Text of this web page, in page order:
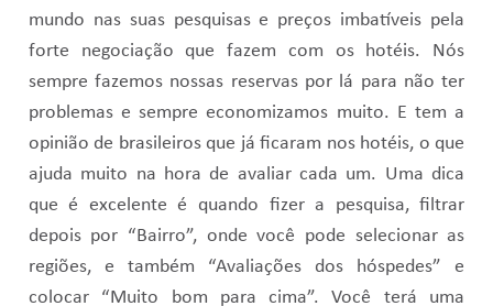
mundo nas suas pesquisas e preços imbatíveis pela
forte negociação que fazem com os hotéis. Nós
sempre fazemos nossas reservas por lá para não ter
problemas e sempre economizamos muito. E tem a
opinião de brasileiros que já ficaram nos hotéis, o que
ajuda muito na hora de avaliar cada um. Uma dica
que é excelente é quando fizer a pesquisa, filtrar
depois por “Bairro”, onde você pode selecionar as
regiões, e também “Avaliações dos hóspedes” e
colocar “Muito bom para cima”. Você terá uma